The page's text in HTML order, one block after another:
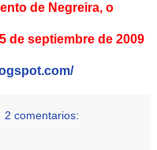
de Negreira, o
de septiembre de 2009
2 comentarios: